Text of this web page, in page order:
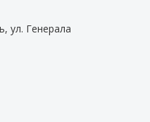
ул. Генерала